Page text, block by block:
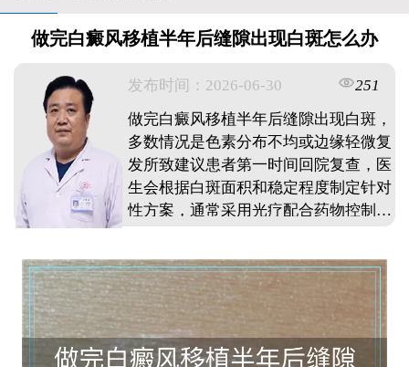
做完白癜风移植半年后缝隙出现白斑怎么办
发布时间：2026-06-30
251
做完白癜风移植半年后缝隙出现白斑，
多数情况是色素分布不均或边缘轻微复
发所致建议患者第一时间回院复查，医
生会根据白斑面积和稳定程度制定针对
性方案，通常采用光疗配合药物控制就
施，避免摩擦刺激手术部位，保持规律
作息和良好心态只要及时干预并坚持治
疗，大部分缝隙白斑都能逐渐复色，不
必过度焦虑担忧。 ...